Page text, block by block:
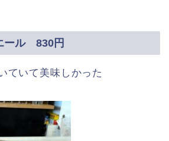
ール 830円
ていて美味しかった